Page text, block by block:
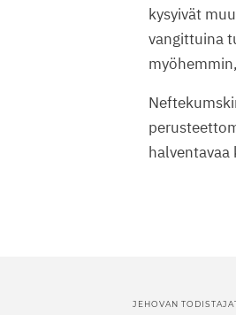
kysyivät
vangittuina
JEHOVAN